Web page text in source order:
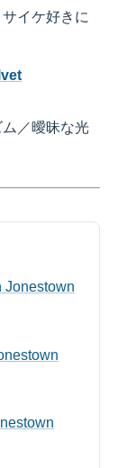
イケ好きに
／曖昧な光
Jonestown